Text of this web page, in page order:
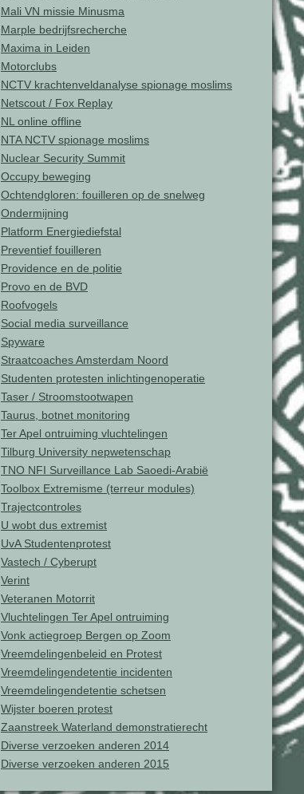
Mali VN missie Minusma
Marple bedrijfsrecherche
Maxima in Leiden
Motorclubs
NCTV krachtenveldanalyse spionage moslims
Netscout / Fox Replay
NL online offline
NTA NCTV spionage moslims
Nuclear Security Summit
Occupy beweging
Ochtendgloren: fouilleren op de snelweg
Ondermijning
Platform Energiediefstal
Preventief fouilleren
Providence en de politie
Provo en de BVD
Roofvogels
Social media surveillance
Spyware
Straatcoaches Amsterdam Noord
Studenten protesten inlichtingenoperatie
Taser / Stroomstootwapen
Taurus, botnet monitoring
Ter Apel ontruiming vluchtelingen
Tilburg University nepwetenschap
TNO NFI Surveillance Lab Saoedi-Arabië
Toolbox Extremisme (terreur modules)
Trajectcontroles
U wobt dus extremist
UvA Studentenprotest
Vastech / Cyberupt
Verint
Veteranen Motorrit
Vluchtelingen Ter Apel ontruiming
Vonk actiegroep Bergen op Zoom
Vreemdelingenbeleid en Protest
Vreemdelingendetentie incidenten
Vreemdelingendetentie schetsen
Wijster boeren protest
Zaanstreek Waterland demonstratierecht
Diverse verzoeken anderen 2014
Diverse verzoeken anderen 2015